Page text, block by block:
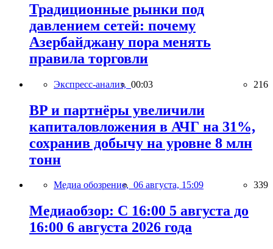
Традиционные рынки под
давлением сетей: почему
Азербайджану пора менять
правила торговли
Экспресс-анализ, 00:03 216
BP и партнёры увеличили
капиталовложения в АЧГ на 31%,
сохранив добычу на уровне 8 млн
тонн
Медиа обозрение, 06 августа, 15:09 339
Медиаобзор: С 16:00 5 августа до
16:00 6 августа 2026 года